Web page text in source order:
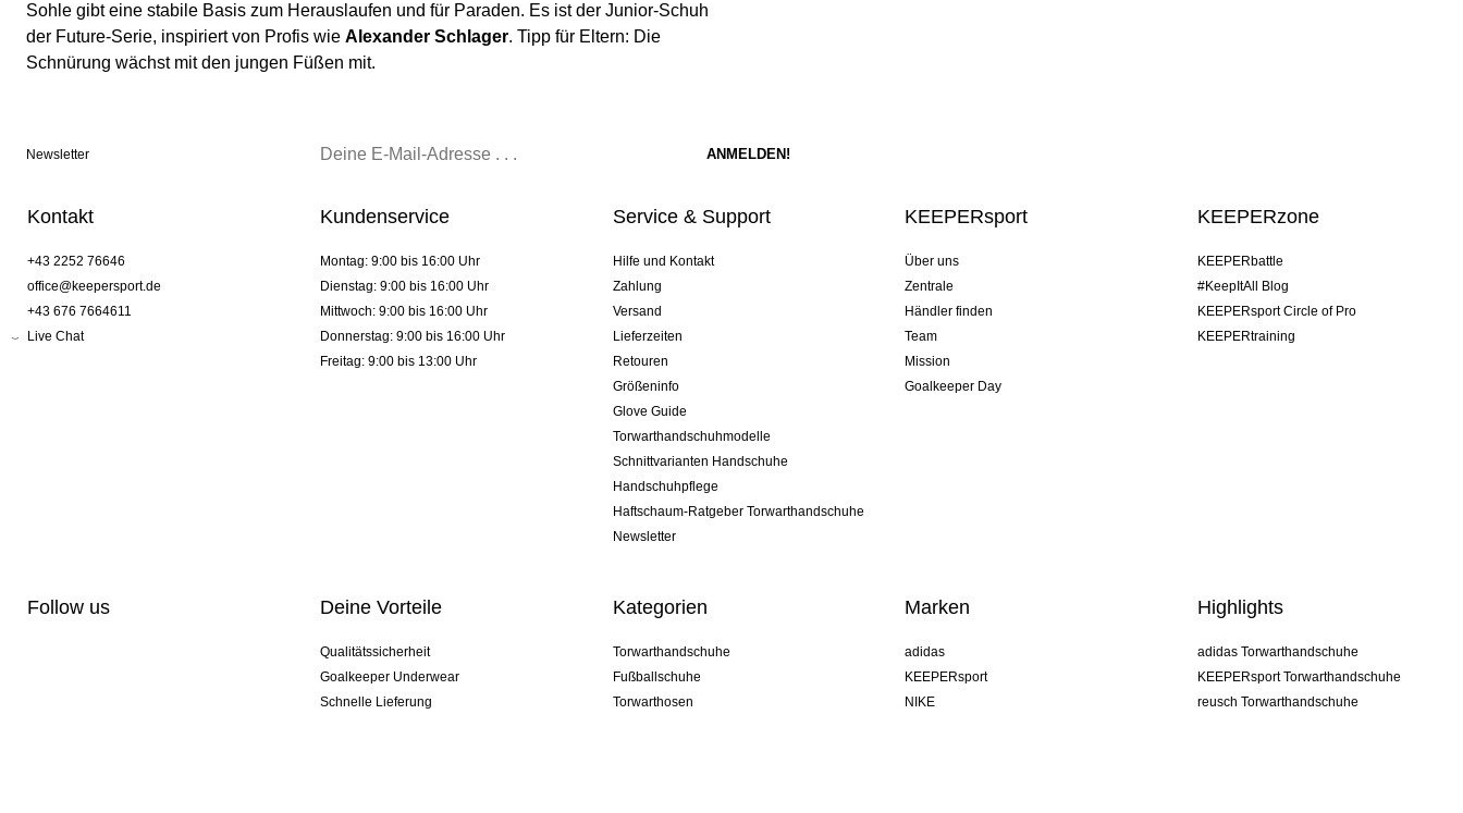
Sohle gibt eine stabile Basis zum Herauslaufen und für Paraden. Es ist der Junior-Schuh
der Future-Serie, inspiriert von Profis wie Alexander Schlager. Tipp für Eltern: Die
Schnürung wächst mit den jungen Füßen mit.
Newsletter
Kontakt
+43 2252 76646
office@keepersport.de
+43 676 7664611
Live Chat
Kundenservice
Montag: 9:00 bis 16:00 Uhr
Dienstag: 9:00 bis 16:00 Uhr
Mittwoch: 9:00 bis 16:00 Uhr
Donnerstag: 9:00 bis 16:00 Uhr
Freitag: 9:00 bis 13:00 Uhr
Service & Support
Hilfe und Kontakt
Zahlung
Versand
Lieferzeiten
Retouren
Größeninfo
Glove Guide
Torwarthandschuhmodelle
Schnittvarianten Handschuhe
Handschuhpflege
Haftschaum-Ratgeber Torwarthandschuhe
Newsletter
KEEPERsport
Über uns
Zentrale
Händler finden
Team
Mission
Goalkeeper Day
KEEPERzone
KEEPERbattle
#KeepItAll Blog
KEEPERsport Circle of Pro
KEEPERtraining
Follow us Deine Vorteile
Qualitätssicherheit
Goalkeeper Underwear
Schnelle Lieferung
Kategorien
Torwarthandschuhe
Fußballschuhe
Torwarthosen
Marken
adidas
KEEPERsport
NIKE
Highlights
adidas Torwarthandschuhe
KEEPERsport Torwarthandschuhe
reusch Torwarthandschuhe